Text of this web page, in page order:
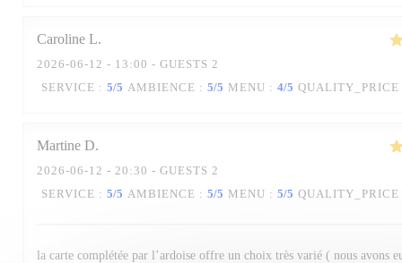
Caroline L
2026-06-12 - 13:00 - GUESTS 2
SERVICE : 5/5 AMBIENCE : 5/5 MENU : 4/5 QUALITY_PRICE
Martine D
2026-06-12 - 20:30 - GUESTS 2
SERVICE : 5/5 AMBIENCE : 5/5 MENU : 5/5 QUALITY_PRICE
la carte complétée par l’ardoise offre un choix très varié ( nous avons